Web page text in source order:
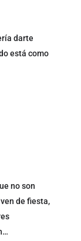
darte
está como
no son
de fiesta,